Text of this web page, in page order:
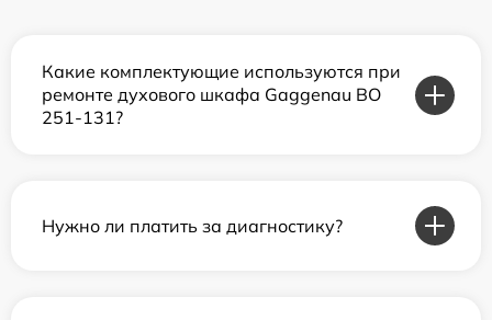
Какие комплектующие используются при
ремонте духового шкафа Gaggenau BO
251-131?
Нужно ли платить за диагностику?